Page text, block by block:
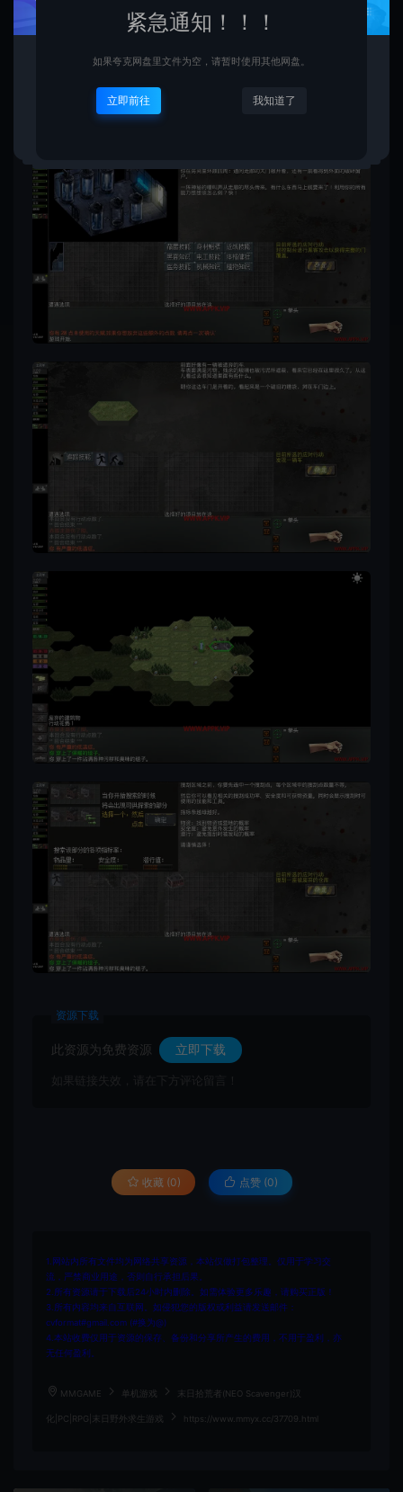
资源下载
此资源为免费资源 立即下载
如果链接失效，请在下方评论留言！
收藏 (0) 点赞 (0)
1.网站内所有文件均为网络共享资源，本站仅做打包整理。仅用于学习交
流，严禁商业用途，否则自行承担后果。
2.所有资源请于下载后24小时内删除。如需体验更多乐趣，请购买正版！
3.所有内容均来自互联网。如侵犯您的版权或利益请发送邮件：
cvformat#gmail.com (#换为@)
4.本站收费仅用于资源的保存、备份和分享所产生的费用，不用于盈利，亦
无任何盈利。
MMGAME 单机游戏 末日拾荒者(NEO Scavenger)汉
化|PC|RPG|末日野外求生游戏 https://www.mmyx.cc/37709.html
紧急通知！！！
如果夸克网盘里文件为空，请暂时使用其他网盘。
立即前往 我知道了